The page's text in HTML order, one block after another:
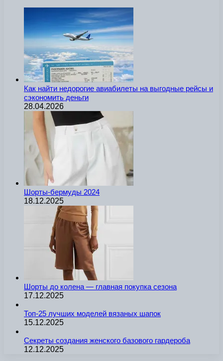
Как найти недорогие авиабилеты на выгодные рейсы и
сэкономить деньги
28.04.2026
Шорты-бермуды 2024
18.12.2025
Шорты до колена — главная покупка сезона
17.12.2025
Топ-25 лучших моделей вязаных шапок
15.12.2025
Секреты создания женского базового гардероба
12.12.2025